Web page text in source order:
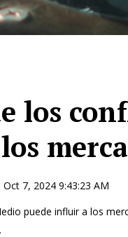
los
Oct 7, 2024 9:43:23 AM
puede influir a los